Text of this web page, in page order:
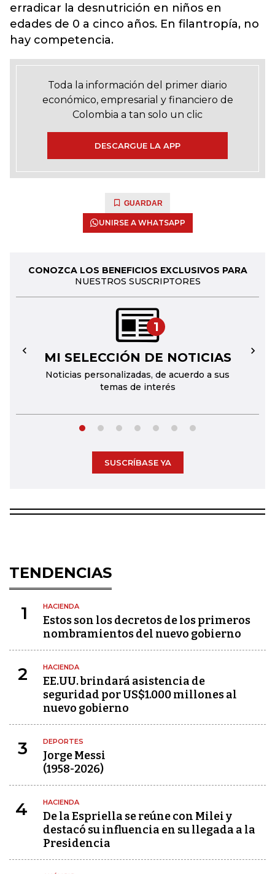
erradicar la desnutrición en niños en
edades de 0 a cinco años. En filantropía, no
hay competencia.
Toda la información del primer diario
económico, empresarial y financiero de
Colombia a tan solo un clic
DESCARGUE LA APP
GUARDAR
UNIRSE A WHATSAPP
CONOZCA LOS BENEFICIOS EXCLUSIVOS PARA
NUESTROS SUSCRIPTORES
1
MI SELECCIÓN DE NOTICIAS
Noticias personalizadas, de acuerdo a sus
temas de interés
← →
SUSCRÍBASE YA
TENDENCIAS
1 HACIENDA
Estos son los decretos de los primeros
nombramientos del nuevo gobierno
2 HACIENDA
EE.UU. brindará asistencia de
seguridad por US$1.000 millones al
nuevo gobierno
3 DEPORTES
Jorge Messi
(1958-2026)
4 HACIENDA
De la Espriella se reúne con Milei y
destacó su influencia en su llegada a la
Presidencia